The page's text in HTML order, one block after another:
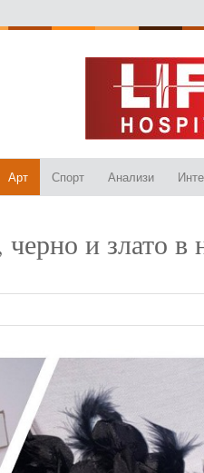
Арт Спорт Анализи
и злато в